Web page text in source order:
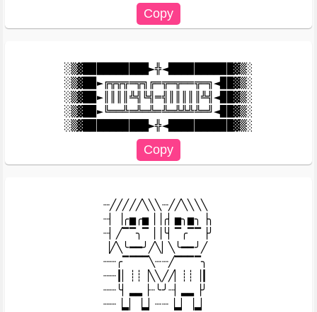
░▒▓██████████►╬◄██████████▓▒░
░▒▓██►╔╦╦╦═╦╗╔═╦═╦══╦═╗◄██▓▒░
░▒▓██►║║║║╩╣╚╣═╣║║║║║╩╣◄██▓▒░
░▒▓██►╚══╩═╩═╩═╩═╩╩╩╩═╝◄██▓▒░
┈╱╱╱╱╱╲╲╲┈╱╱╲╲╲╲
┈▏▕╭▅╭▅▕▕╭▏▅╮▅╮▕╮
┈▏╱▔▔╮▔▕▕╰▏▔╭▔▔▕╯
▕╱╲╰━━╯╱╲▏╲╰━━╯╱
┈┈╭▔▔▔▔╲┈┈╱▔▔▔▔╮
┈┈┃▏┊┊▕╲╲╱╱▏┊┊▕┃
┈┈╰▏▂▂▕┈╰╯┈▏▂▂▕╯